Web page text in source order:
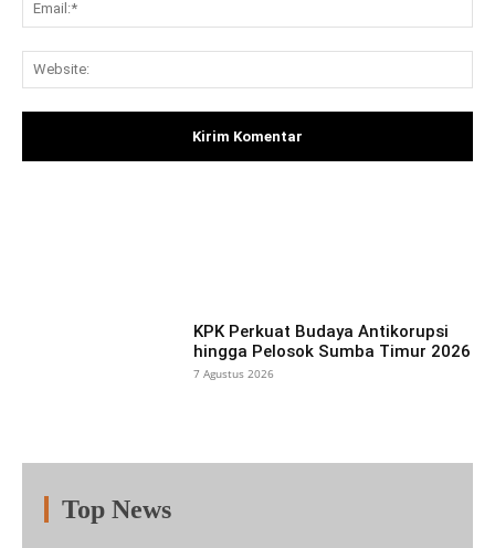
KPK Perkuat Budaya Antikorupsi
hingga Pelosok Sumba Timur 2026
7 Agustus 2026
Top News